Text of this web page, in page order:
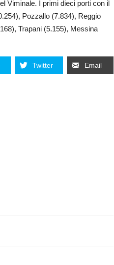
Viminale. I primi dieci porti con il
Pozzallo (7.834), Reggio
Trapani (5.155), Messina
Twitter Email